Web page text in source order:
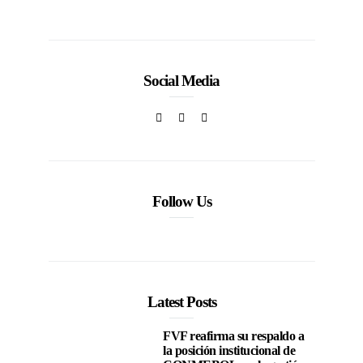
Social Media
Follow Us
Latest Posts
FVF reafirma su respaldo a
la posición institucional de